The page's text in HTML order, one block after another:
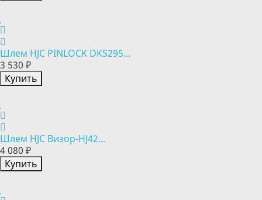
Шлем HJC PINLOCK DKS295...
3 530 ₽
Купить
Шлем HJC Визор-HJ42...
4 080 ₽
Купить